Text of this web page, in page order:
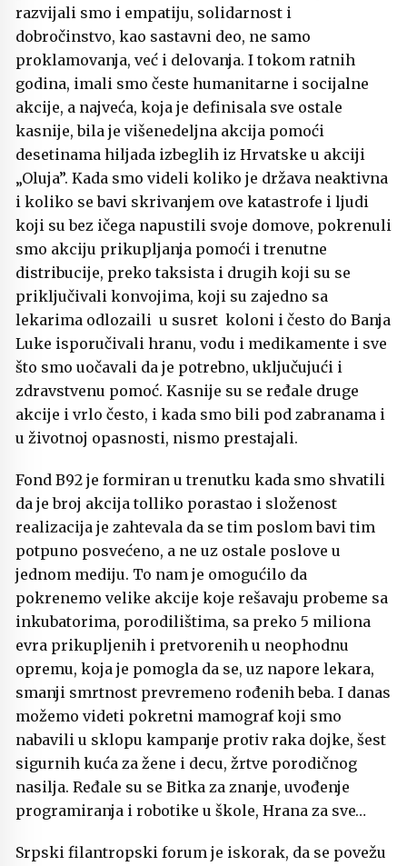
razvijali smo i empatiju, solidarnost i
dobročinstvo, kao sastavni deo, ne samo
proklamovanja, već i delovanja. I tokom ratnih
godina, imali smo česte humanitarne i socijalne
akcije, a najveća, koja je definisala sve ostale
kasnije, bila je višenedeljna akcija pomoći
desetinama hiljada izbeglih iz Hrvatske u akciji
„Oluja”. Kada smo videli koliko je država neaktivna
i koliko se bavi skrivanjem ove katastrofe i ljudi
koji su bez ičega napustili svoje domove, pokrenuli
smo akciju prikupljanja pomoći i trenutne
distribucije, preko taksista i drugih koji su se
priključivali konvojima, koji su zajedno sa
lekarima odlozaili u susret koloni i često do Banja
Luke isporučivali hranu, vodu i medikamente i sve
što smo uočavali da je potrebno, uključujući i
zdravstvenu pomoć. Kasnije su se ređale druge
akcije i vrlo često, i kada smo bili pod zabranama i
u životnoj opasnosti, nismo prestajali.
Fond B92 je formiran u trenutku kada smo shvatili
da je broj akcija tolliko porastao i složenost
realizacija je zahtevala da se tim poslom bavi tim
potpuno posvećeno, a ne uz ostale poslove u
jednom mediju. To nam je omogućilo da
pokrenemo velike akcije koje rešavaju probeme sa
inkubatorima, porodilištima, sa preko 5 miliona
evra prikupljenih i pretvorenih u neophodnu
opremu, koja je pomogla da se, uz napore lekara,
smanji smrtnost prevremeno rođenih beba. I danas
možemo videti pokretni mamograf koji smo
nabavili u sklopu kampanje protiv raka dojke, šest
sigurnih kuća za žene i decu, žrtve porodičnog
nasilja. Ređale su se Bitka za znanje, uvođenje
programiranja i robotike u škole, Hrana za sve…
Srpski filantropski forum je iskorak, da se povežu